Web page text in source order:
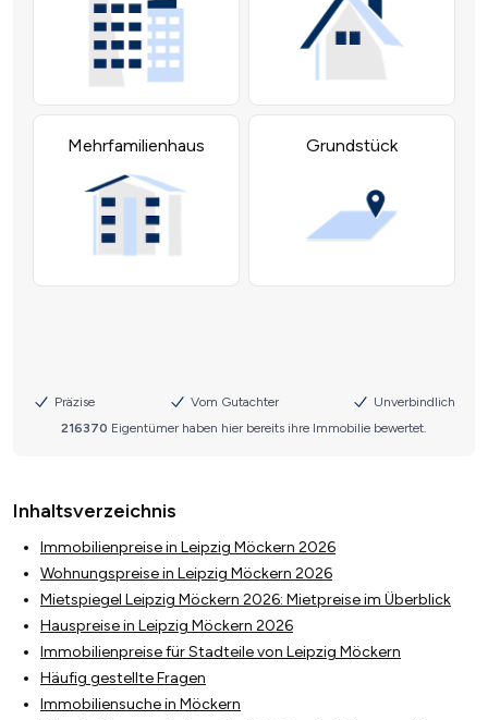
Inhaltsverzeichnis
Immobilienpreise in Leipzig Möckern 2026
Wohnungspreise in Leipzig Möckern 2026
Mietspiegel Leipzig Möckern 2026: Mietpreise im Überblick
Hauspreise in Leipzig Möckern 2026
Immobilienpreise für Stadteile von Leipzig Möckern
Häufig gestellte Fragen
Immobiliensuche in Möckern